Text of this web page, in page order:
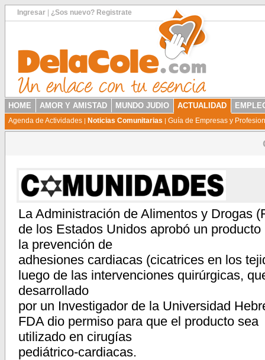
Ingresar ¿Sos nuevo? Registrate
HOME AMOR Y AMISTAD MUNDO JUDIO ACTUALIDAD
Agenda de Actividades | Noticias Comunitarias | Guía de Empresas y
La Administración de Alimentos y Drogas
de los Estados Unidos aprobó un producto
la prevención de
adhesiones cardiacas (cicatrices en los
luego de las intervenciones quirúrgicas,
desarrollado
por un Investigador de la Universidad
FDA dio permiso para que el producto sea
utilizado en cirugías
pediátrico-cardiacas.